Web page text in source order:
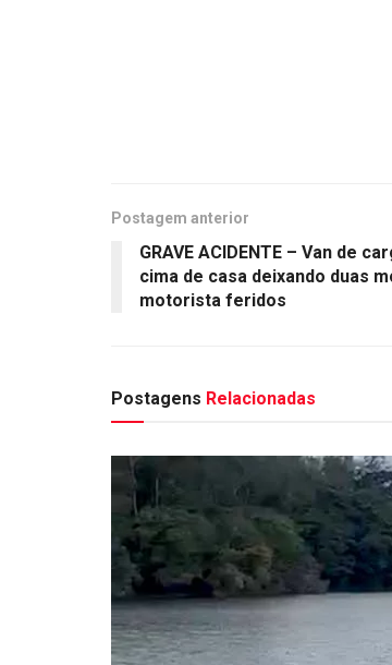
Postagem anterior
GRAVE ACIDENTE – Van de
cima de casa deixando duas
motorista feridos
Postagens Relacionadas